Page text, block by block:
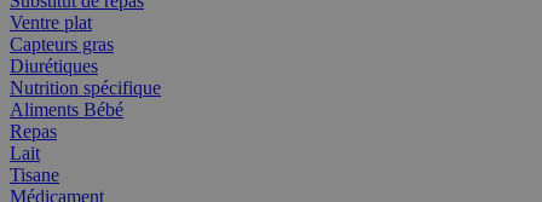
Ventre plat
Capteurs gras
Diurétiques
Nutrition spécifique
Aliments Bébé
Repas
Lait
Tisane
Médicament